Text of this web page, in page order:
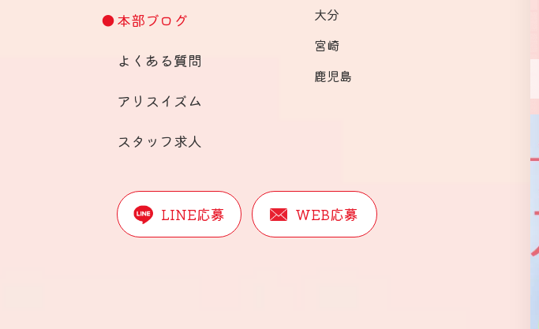
本部ブログ
よくある質問
アリスイズム
スタッフ求人
大分
宮崎
鹿児島
LINE応募 WEB応募